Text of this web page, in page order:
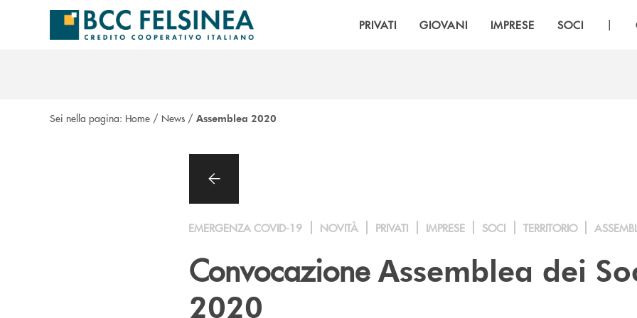
Salta al contenuto principale
PRIVATI GIOVANI IMPRESE SOCI |
Sei nella pagina: Home / News / Assemblea 2020
EMERGENZA COVID-19 NOVITÀ PRIVATI IMPRESE SOCI TERRITORIO
Convocazione Assemblea dei
2020